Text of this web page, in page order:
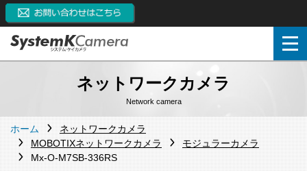
ネットワークカメラ
Network camera
ホーム
ネットワークカメラ
MOBOTIXネットワークカメラ
モジュラーカメラ
Mx-O-M7SB-336RS